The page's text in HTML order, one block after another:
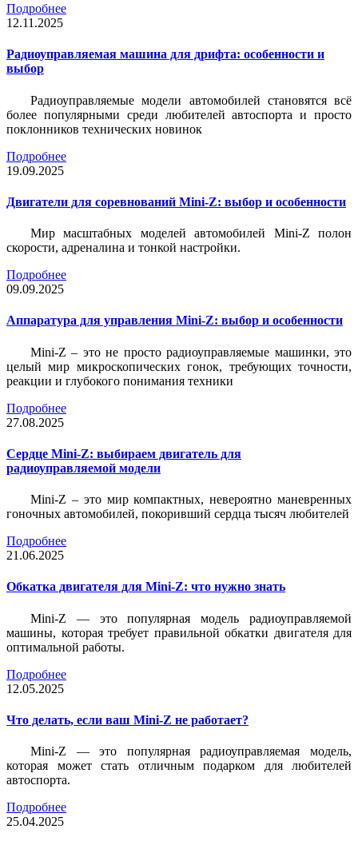
Подробнее
12.11.2025
Радиоуправляемая машина для дрифта: особенности и
выбор
Радиоуправляемые модели автомобилей становятся всё
более популярными среди любителей автоспорта и просто
поклонников технических новинок
Подробнее
19.09.2025
Двигатели для соревнований Mini-Z: выбор и особенности
Мир масштабных моделей автомобилей Mini-Z полон
скорости, адреналина и тонкой настройки.
Подробнее
09.09.2025
Аппаратура для управления Mini-Z: выбор и особенности
Mini-Z – это не просто радиоуправляемые машинки, это
целый мир микроскопических гонок, требующих точности,
реакции и глубокого понимания техники
Подробнее
27.08.2025
Сердце Mini-Z: выбираем двигатель для
радиоуправляемой модели
Mini-Z – это мир компактных, невероятно маневренных
гоночных автомобилей, покоривший сердца тысяч любителей
Подробнее
21.06.2025
Обкатка двигателя для Mini-Z: что нужно знать
Mini-Z — это популярная модель радиоуправляемой
машины, которая требует правильной обкатки двигателя для
оптимальной работы.
Подробнее
12.05.2025
Что делать, если ваш Mini-Z не работает?
Mini-Z — это популярная радиоуправляемая модель,
которая может стать отличным подарком для любителей
автоспорта.
Подробнее
25.04.2025